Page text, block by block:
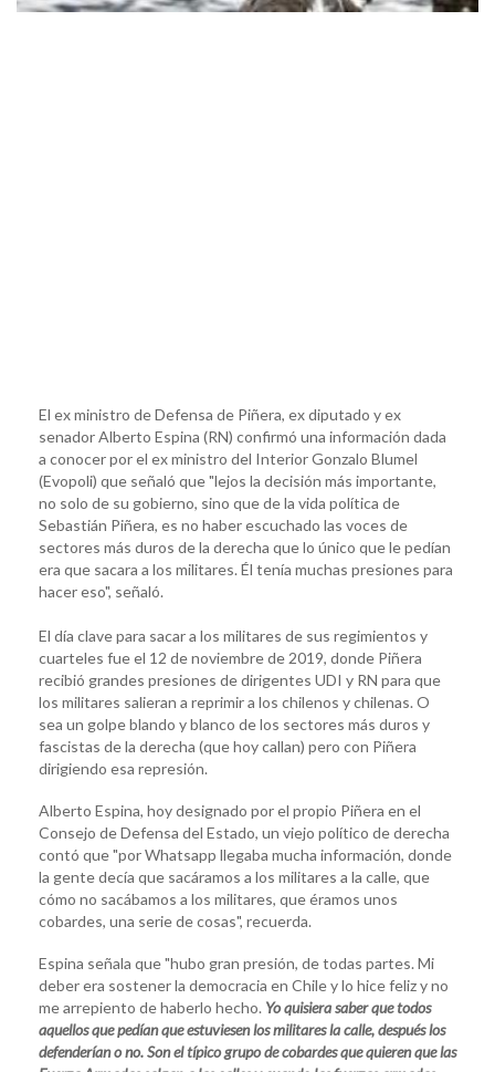
El ex ministro de Defensa de Piñera, ex diputado y ex
senador Alberto Espina (RN) confirmó una información dada
a conocer por el ex ministro del Interior Gonzalo Blumel
(Evopoli) que señaló que "lejos la decisión más importante,
no solo de su gobierno, sino que de la vida política de
Sebastián Piñera, es no haber escuchado las voces de
sectores más duros de la derecha que lo único que le pedían
era que sacara a los militares. Él tenía muchas presiones para
hacer eso", señaló.
El día clave para sacar a los militares de sus regimientos y
cuarteles fue el 12 de noviembre de 2019, donde Piñera
recibió grandes presiones de dirigentes UDI y RN para que
los militares salieran a reprimir a los chilenos y chilenas. O
sea un golpe blando y blanco de los sectores más duros y
fascistas de la derecha (que hoy callan) pero con Piñera
dirigiendo esa represión.
Alberto Espina, hoy designado por el propio Piñera en el
Consejo de Defensa del Estado, un viejo político de derecha
contó que "por Whatsapp llegaba mucha información, donde
la gente decía que sacáramos a los militares a la calle, que
cómo no sacábamos a los militares, que éramos unos
cobardes, una serie de cosas", recuerda.
Espina señala que "hubo gran presión, de todas partes. Mi
deber era sostener la democracia en Chile y lo hice feliz y no
me arrepiento de haberlo hecho. Yo quisiera saber que todos
aquellos que pedían que estuviesen los militares la calle, después los
defenderían o no. Son el típico grupo de cobardes que quieren que las